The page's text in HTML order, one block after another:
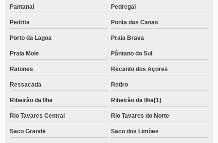
Pantanal Pedregal
Pedrita Ponta das Canas
Porto da Lagoa Praia Brava
Praia Mole Pântano do Sul
Ratones Recanto dos Açores
Ressacada Retiro
Ribeirão da Ilha Ribeirão da Ilha[1]
Rio Tavares Central Rio Tavares do Norte
Saco Grande Saco dos Limões